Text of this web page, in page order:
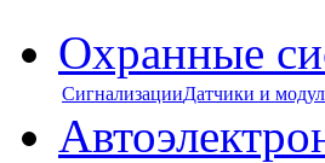
Охранные
СигнализацииДатчики и